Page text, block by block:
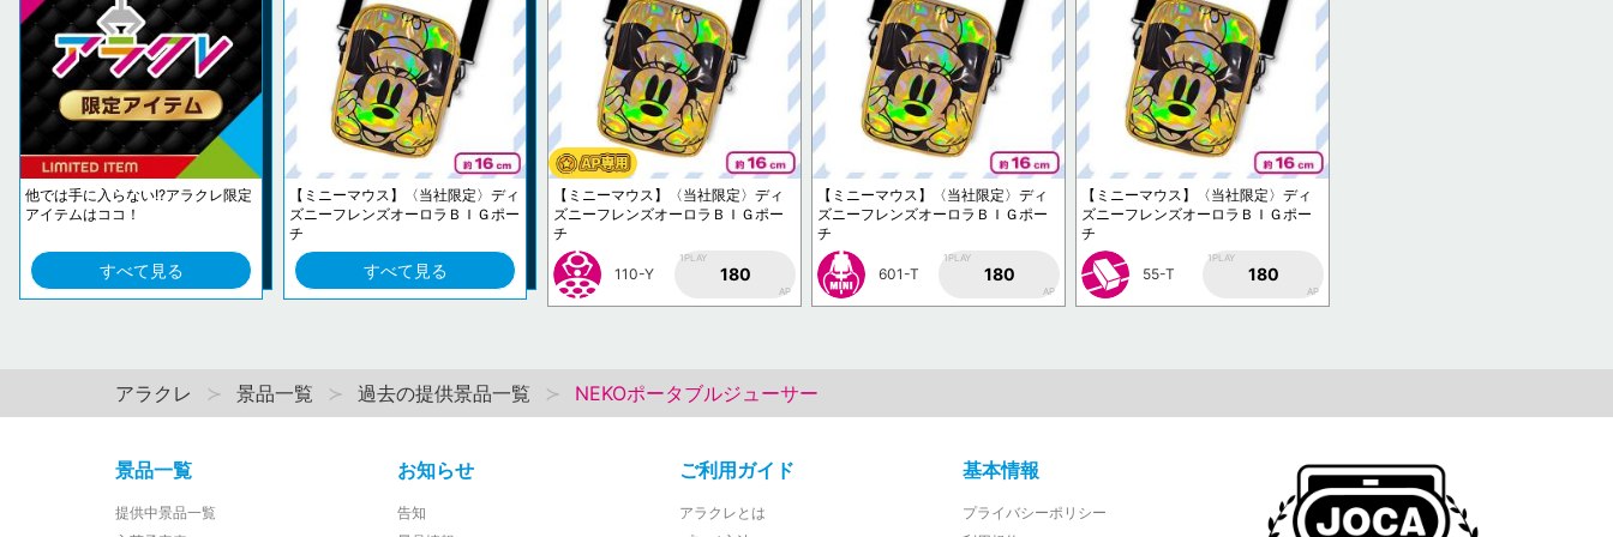
他では手に入らない!?アラクレ限定
アイテムはココ！
すべて見る
【ミニーマウス】〈当社限定〉ディ
ズニーフレンズオーロラＢＩＧポー
チ
すべて見る
【ミニーマウス】〈当社限定〉ディ
ズニーフレンズオーロラＢＩＧポー
チ
110-Y
1PLAY
180
AP
【ミニーマウス】〈当社限定〉ディ
ズニーフレンズオーロラＢＩＧポー
チ
601-T
1PLAY
180
AP
【ミニーマウス】〈当社限定〉ディ
ズニーフレンズオーロラＢＩＧポー
チ
55-T
1PLAY
180
AP
アラクレ 景品一覧 過去の提供景品一覧 NEKOポータブルジューサー
景品一覧
提供中景品一覧
お知らせ
告知
ご利用ガイド
アラクレとは
基本情報
プライバシーポリシー